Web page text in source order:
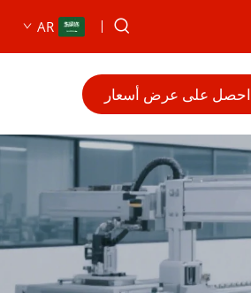
AR
احصل على عرض أسعار